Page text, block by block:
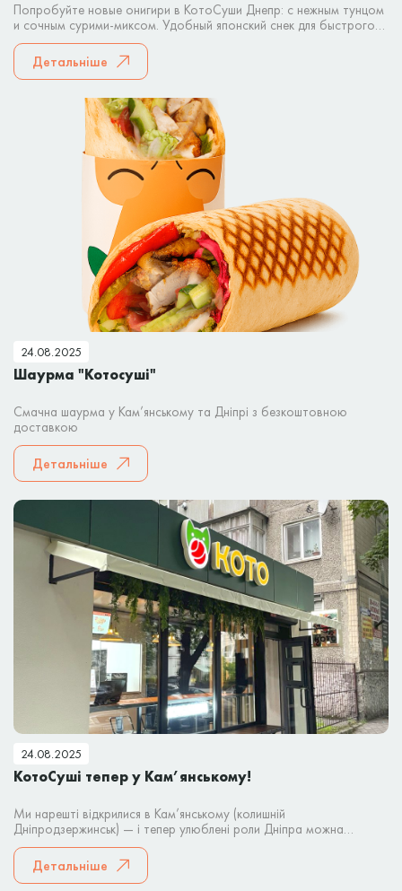
Попробуйте новые онигири в КотоСуши Днепр: с нежным тунцом
и сочным сурими-миксом. Удобный японский снек для быстрого
перекуса или заказа домой.
Детальніше
24.08.2025
Шаурма "Котосуші"
Смачна шаурма у Кам’янському та Дніпрі з безкоштовною
доставкою
Детальніше
24.08.2025
КотоСуші тепер у Кам’янському!
Ми нарешті відкрилися в Кам’янському (колишній
Дніпродзержинськ) — і тепер улюблені роли Дніпра можна
замовити і тут! Що ми пропонуємо?
Детальніше